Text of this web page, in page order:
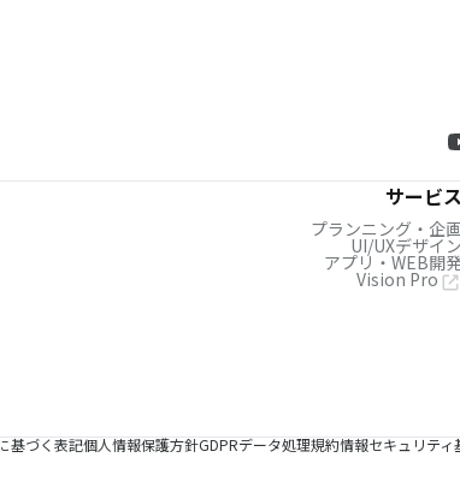
サービス
プランニング・企
UI/UXデザイン
アプリ・WEB開
Vision Pro
基づく表記個人情報保護方針GDPRデータ処理規約情報セキュリティ